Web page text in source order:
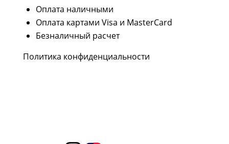
Оплата наличными
Оплата картами Visa и MasterCard
Безналичный расчет
Политика конфиденциальности